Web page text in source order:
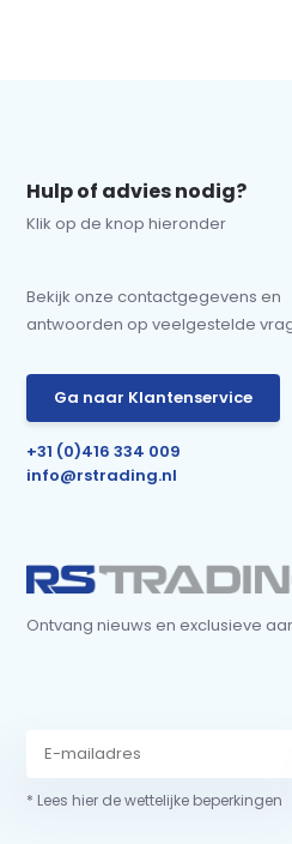
Hulp of advies nodig?
Klik op de knop hieronder
Bekijk onze contactgegevens en
antwoorden op veelgestelde
Ga naar Klantenservice
+31 (0)416 334 009
info@rstrading.nl
Ontvang nieuws en exclusieve
* Lees hier de wettelijke beperkingen